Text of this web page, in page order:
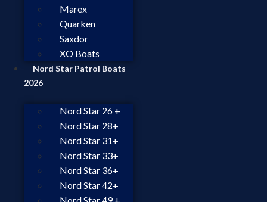
Marex
Quarken
Saxdor
XO Boats
Nord Star Patrol Boats
2026
Nord Star 26 +
Nord Star 28+
Nord Star 31+
Nord Star 33+
Nord Star 36+
Nord Star 42+